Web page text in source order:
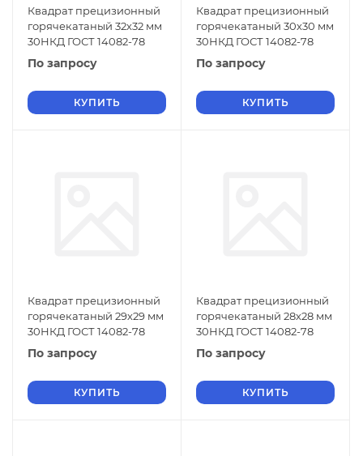
Квадрат прецизионный
горячекатаный 32х32 мм
30НКД ГОСТ 14082-78
По запросу
КУПИТЬ
Квадрат прецизионный
горячекатаный 30х30 мм
30НКД ГОСТ 14082-78
По запросу
КУПИТЬ
Квадрат прецизионный
горячекатаный 29х29 мм
30НКД ГОСТ 14082-78
По запросу
КУПИТЬ
Квадрат прецизионный
горячекатаный 28х28 мм
30НКД ГОСТ 14082-78
По запросу
КУПИТЬ